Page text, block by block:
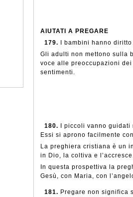
AIUTATI A PREGARE
179.
I bambini hanno
Gli adulti non mettono sulla
voce alle preoccupazioni
sentimenti.
180.
I piccoli vanno
Essi si aprono facilmente
La preghiera cristiana è un
in Dio, la coltiva e
In questa prospettiva la
Gesù, con Maria, con
181. Pregare non significa